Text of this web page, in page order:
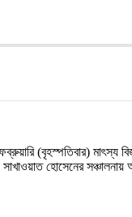
(বৃহস্পতিবার) মাৎস্য
হোসেনের সঞ্চালনায়